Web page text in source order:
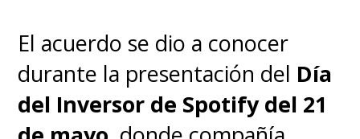
El acuerdo se dio a conocer
durante la presentación del Día
del Inversor de Spotify del 21